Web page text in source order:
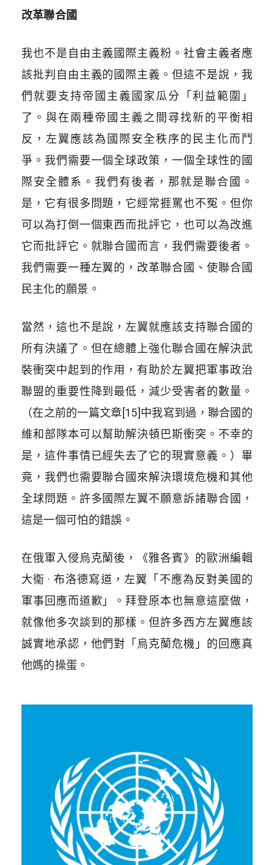
改革聯合國
我也不是自由主義國際主義粉。社會主義者應
該批判自由主義的國際主義。但這不是說，我
們就要支持帝國主義國家瓜分「利益範圍」
了。與在兩種帝國主義之間尋找新的平衡相
反，左翼應該為國際安全秩序的民主化而鬥
爭。我們需要一個全球政策，一個全球性的國
際安全體系。我們有後者，那就是聯合國。
是，它有很多問題，它經常捱罵也不冤。但你
可以為打倒一個東西而批評它，也可以為改進
它而批評它。就聯合國而言，我們需要後者。
我們需要一種左翼的，改革聯合國、使聯合國
民主化的願景。
當然，這也不是說，左翼就應該支持聯合國的
所有決議了。但在總體上強化聯合國在解決武
裝衝突中起到的作用，有助於左翼把軍事政治
聯盟的重要性降到最低，減少受害者的數量。
（在之前的一篇文章[15]中我寫到過，聯合國的
維和部隊本可以幫助解決頓巴斯衝突。不幸的
是，這件事情已經失去了它的現實意義。）畢
竟，我們也需要聯合國來解決環境危機和其他
全球問題。許多國際左翼不願意訴諸聯合國，
這是一個可怕的錯誤。
在俄軍入侵烏克蘭後，《雅各賓》的歐洲編輯
大衞 · 布洛德寫道，左翼「不應為反對美國的
軍事回應而道歉」。拜登原本也無意這麼做，
就像他多次談到的那樣。但許多西方左翼應該
誠實地承認，他們對「烏克蘭危機」的回應真
他媽的操蛋。